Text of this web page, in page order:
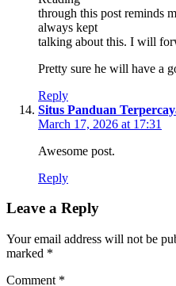
through this post reminds
always kept
talking about this. I will
Pretty sure he will have a
Reply
Situs Panduan
March 17, 2026 at 17:31
Awesome post.
Reply
Leave a Reply
Your email address will not be
marked *
Comment *